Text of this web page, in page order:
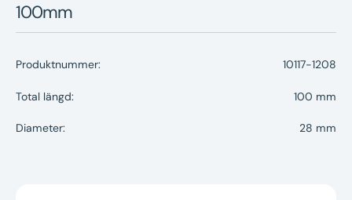
100mm
Produktnummer: 10117-1208
Total längd: 100 mm
Diameter: 28 mm